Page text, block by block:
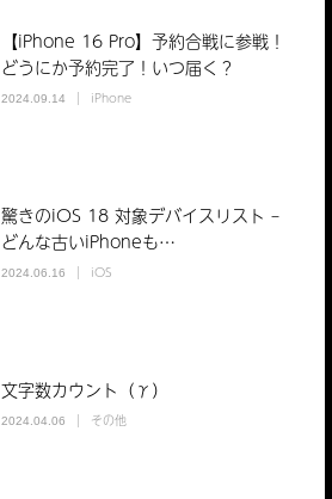
【iPhone 16 Pro】予約合戦に参戦！
どうにか予約完了！いつ届く？
2024.09.14 iPhone
驚きのiOS 18 対象デバイスリスト –
どんな古いiPhoneも…
2024.06.16 iOS
文字数カウント（γ）
2024.04.06 その他